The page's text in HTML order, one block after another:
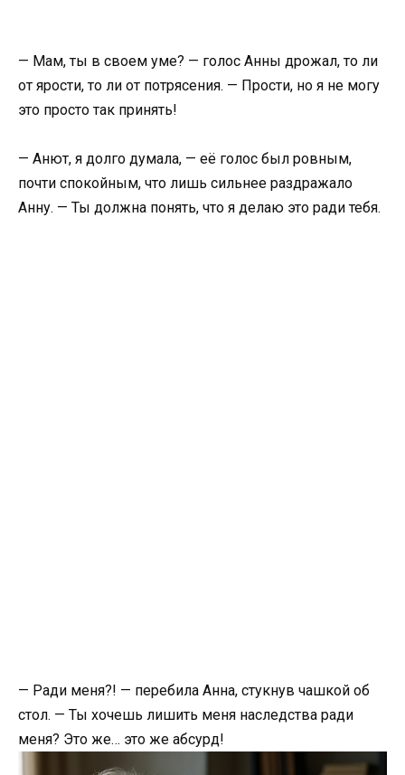
— Мам, ты в своем уме? — голос Анны дрожал, то ли
от ярости, то ли от потрясения. — Прости, но я не могу
это просто так принять!
— Анют, я долго думала, — её голос был ровным,
почти спокойным, что лишь сильнее раздражало
Анну. — Ты должна понять, что я делаю это ради тебя.
— Ради меня?! — перебила Анна, стукнув чашкой об
стол. — Ты хочешь лишить меня наследства ради
меня? Это же… это же абсурд!